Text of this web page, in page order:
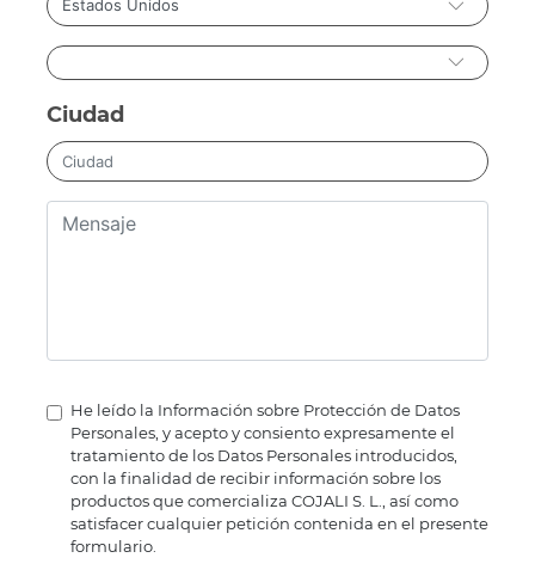
Ciudad
He leído la Información sobre Protección de Datos
Personales, y acepto y consiento expresamente el
tratamiento de los Datos Personales introducidos,
con la finalidad de recibir información sobre los
productos que comercializa COJALI S. L., así como
satisfacer cualquier petición contenida en el presente
formulario.